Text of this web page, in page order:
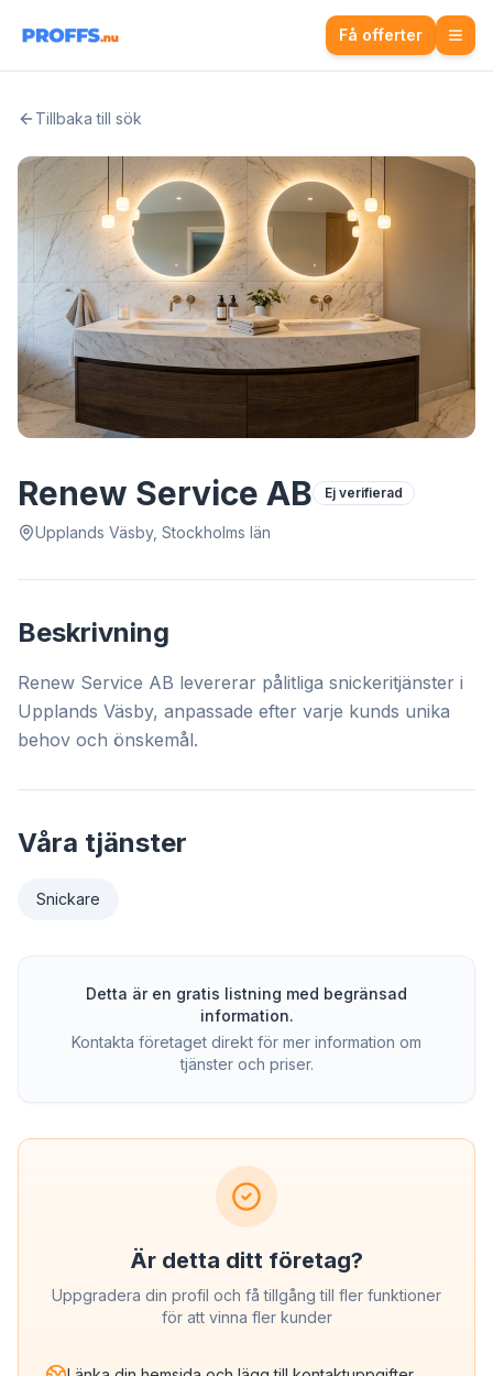
Få offerter
Tillbaka till sök
Renew Service AB Ej verifierad
Upplands Väsby, Stockholms län
Beskrivning
Renew Service AB levererar pålitliga snickeritjänster i
Upplands Väsby, anpassade efter varje kunds unika
behov och önskemål.
Våra tjänster
Snickare
Detta är en gratis listning med begränsad
information.
Kontakta företaget direkt för mer information om
tjänster och priser.
Är detta ditt företag?
Uppgradera din profil och få tillgång till fler funktioner
för att vinna fler kunder